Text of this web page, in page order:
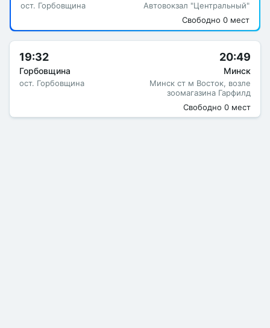
ост. Горбовщина
Автовокзал "Центральный"
Свободно 0 мест
19:32
Горбовщина
ост. Горбовщина
20:49
Минск
Минск ст м Восток, возле
зоомагазина Гарфилд
Свободно 0 мест